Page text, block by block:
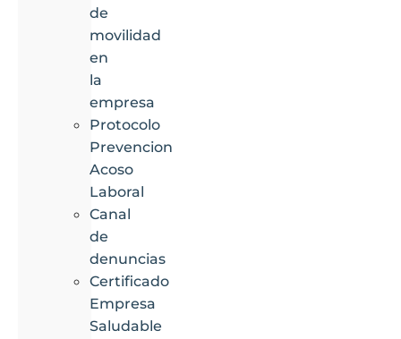
de
movilidad
en
la
empresa
Protocolo
Prevencion
Acoso
Laboral
Canal
de
denuncias
Certificado
Empresa
Saludable